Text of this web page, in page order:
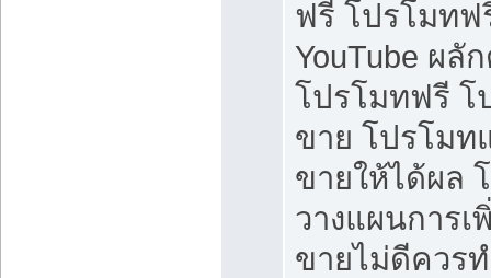
ฟรี โปรโมทฟ
YouTube ผลั
โปรโมทฟรี โ
ขาย โปรโมท
ขายให้ได้ผล
วางแผนการ
ขายไม่ดีควร